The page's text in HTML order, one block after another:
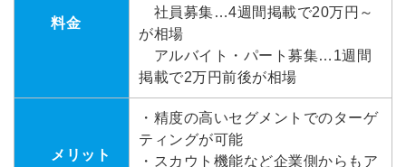
料金
社員募集…4週間掲載で20万円～
が相場
アルバイト・パート募集…1週間
掲載で2万円前後が相場
メリット
・精度の高いセグメントでのターゲ
ティングが可能
・スカウト機能など企業側からもア